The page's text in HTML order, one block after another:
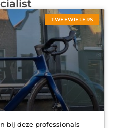
TWEEWIELERS
bij deze professionals